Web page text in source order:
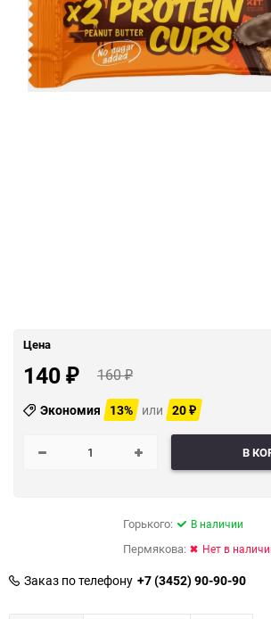
Цена
140 ₽ 160₽
Экономия 13% или 20 ₽
В
Горького: В наличии
Пермякова: Нет в
Заказ по телефону +7 (3452) 90-90-90